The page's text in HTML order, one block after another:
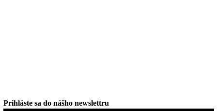
Prihláste sa do nášho newslettru